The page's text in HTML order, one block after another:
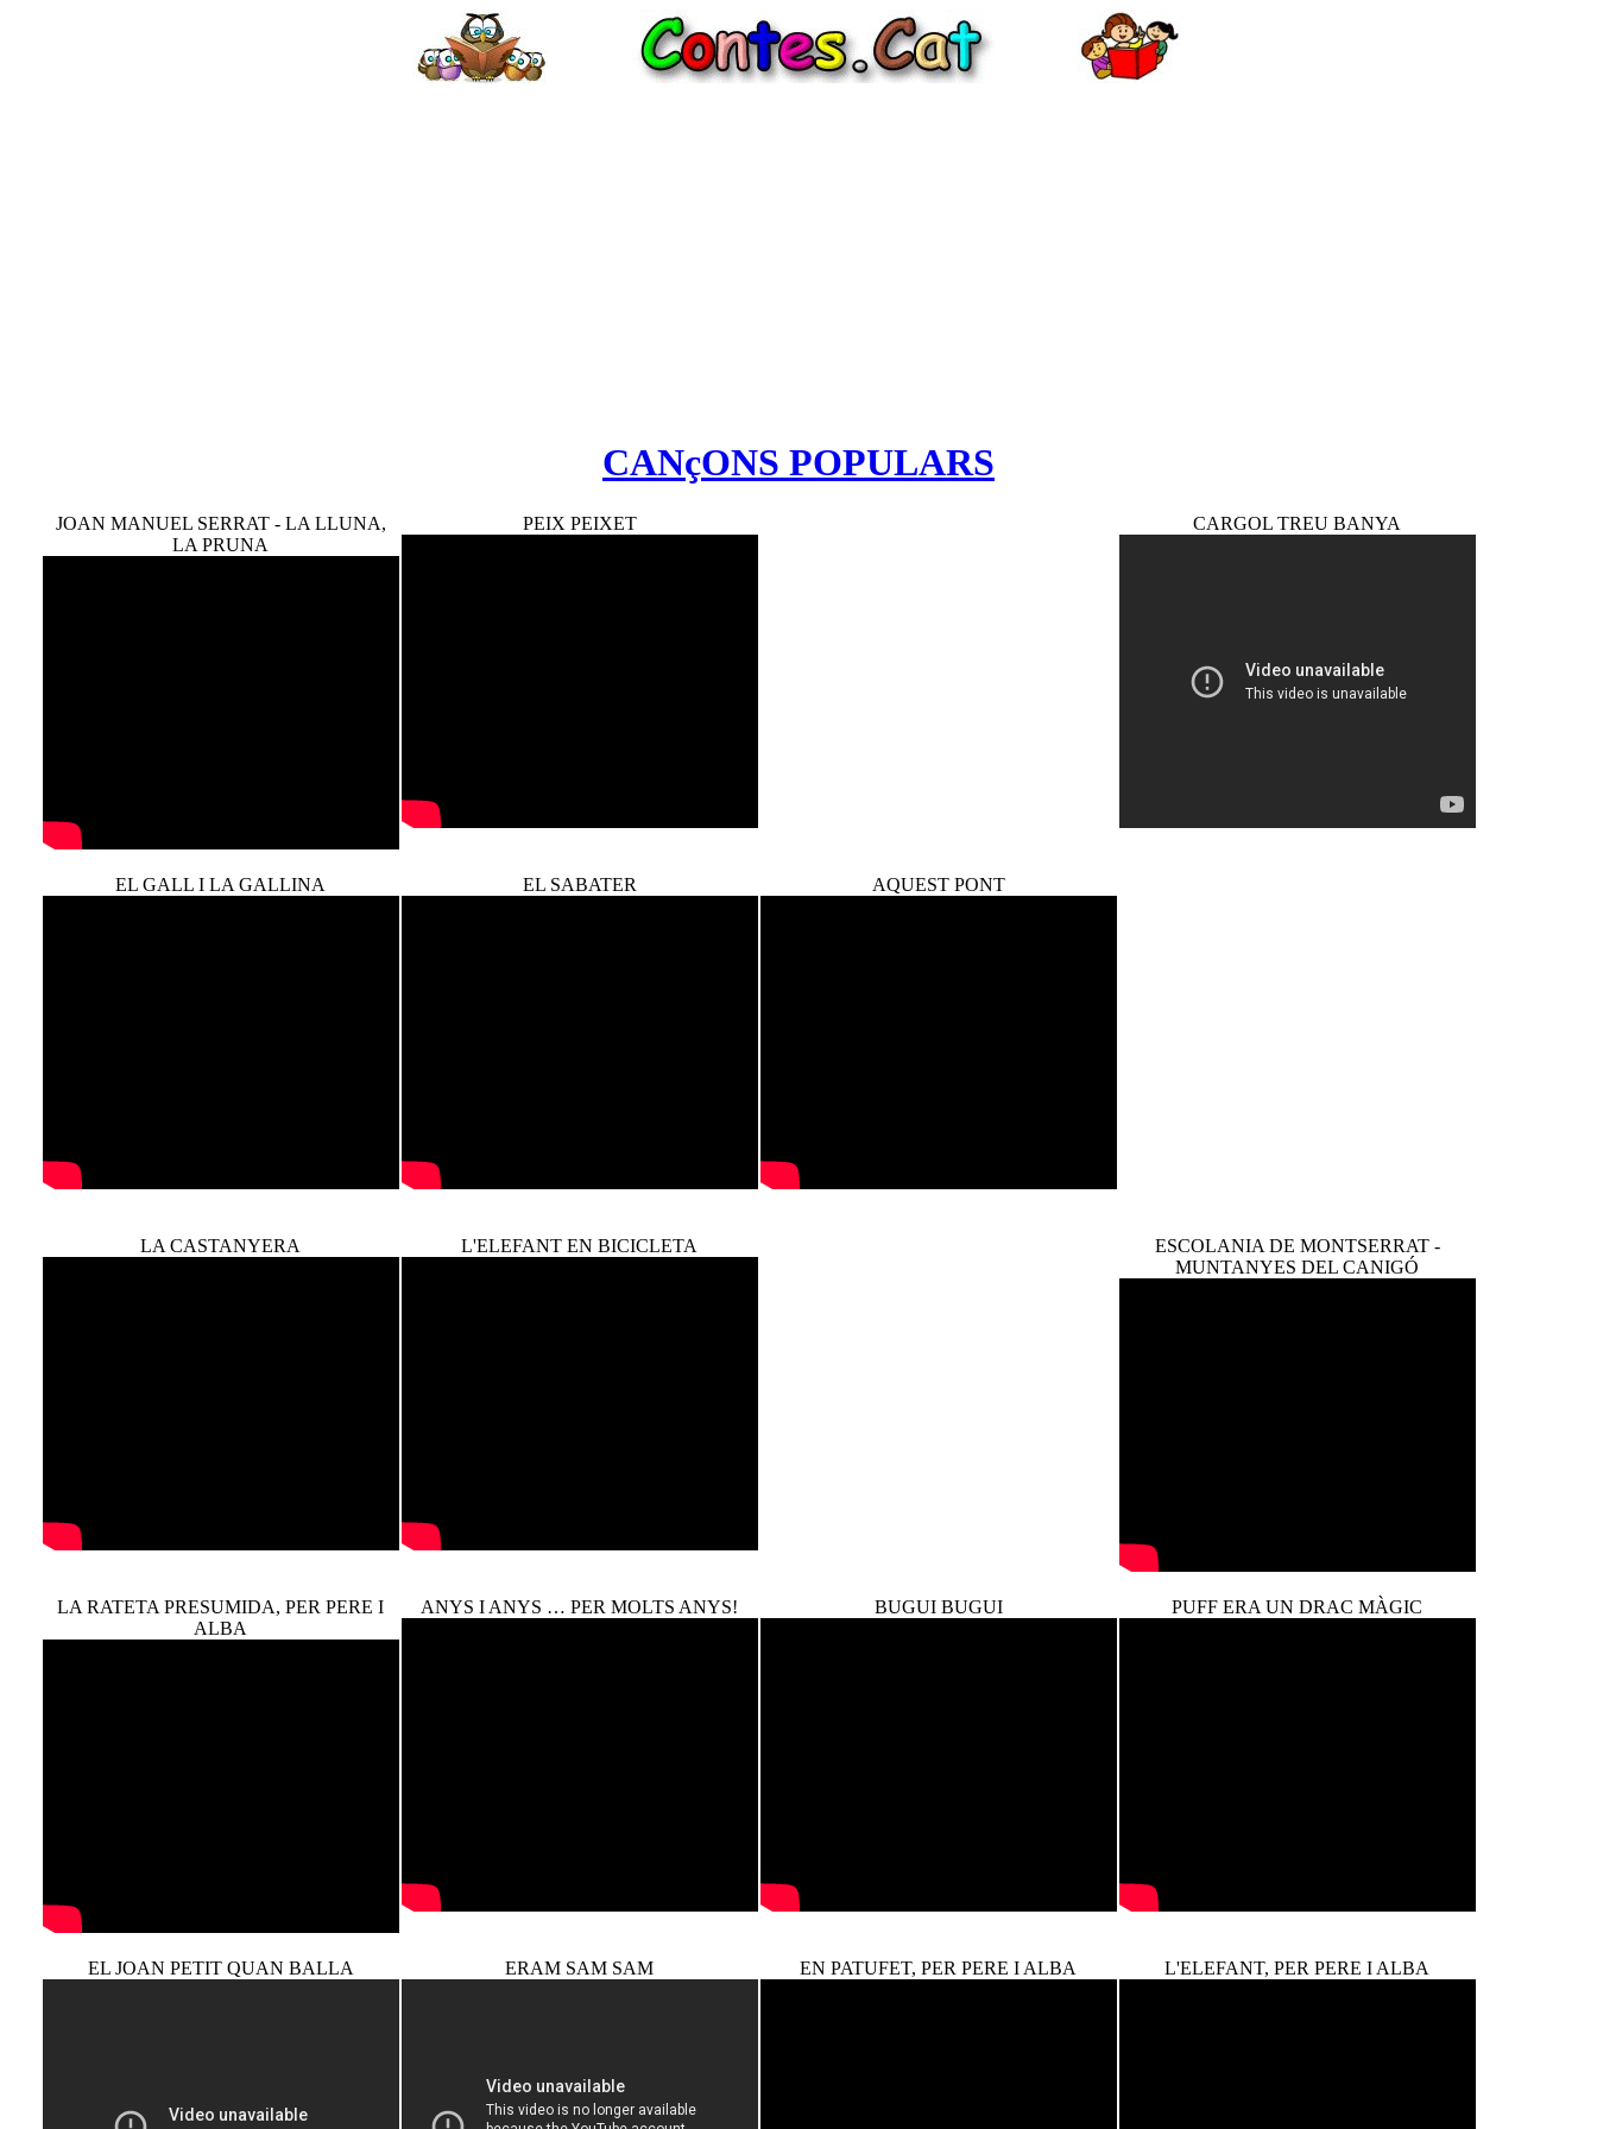
CANçONS POPULARS
JOAN MANUEL SERRAT - LA LLUNA,
LA PRUNA
PEIX PEIXET CARGOL TREU BANYA
EL GALL I LA GALLINA EL SABATER AQUEST PONT
LA CASTANYERA L'ELEFANT EN BICICLETA
ESCOLANIA DE MONTSERRAT -
MUNTANYES DEL CANIGÓ
LA RATETA PRESUMIDA, PER PERE I
ALBA
ANYS I ANYS … PER MOLTS ANYS! BUGUI BUGUI PUFF ERA UN DRAC MÀGIC
EL JOAN PETIT QUAN BALLA ERAM SAM SAM EN PATUFET, PER PERE I ALBA L'ELEFANT, PER PERE I ALBA